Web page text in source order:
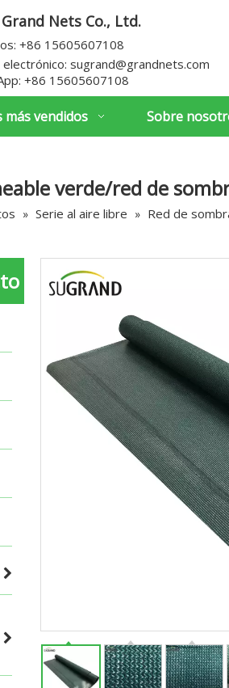
Nets Co., Ltd.
+86 15605607108
sugrand@grandnets.com
+86 15605607108
más vendidos Sobre
verde/red de
» Serie al aire libre » Red de